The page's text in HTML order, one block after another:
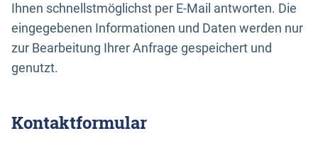
Ihnen schnellstmöglichst per E-Mail antworten. Die
eingegebenen Informationen und Daten werden nur
zur Bearbeitung Ihrer Anfrage gespeichert und
genutzt.
Kontaktformular